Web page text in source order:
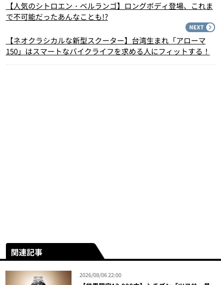
【人気のシトロエン・ベルランゴ】ロングボディ登場、これま
で不可能だったあんなことも!?
【ネオクラシカルな新型スクーター】台湾生まれ「アローマ
150」はスマートなバイクライフを求める人にフィットする！
関連記事
2026/08/06 22:00